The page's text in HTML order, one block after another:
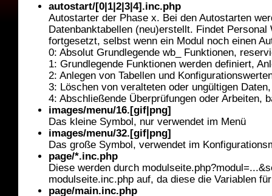
autostart/[0|1|2|3|4].inc.php
Autostarter der Phase x. Bei den Autostarten
Datenbanktabellen (neu)erstellt. Findet
fortgesetzt, selbst wenn ein Modul noch einen
0: Absolut Grundlegende wb_ Funktionen,
1: Grundlegende Funktionen werden definiert,
2: Anlegen von Tabellen und
3: Löschen von veralteten oder ungültigen
4: Abschließende Überprüfungen oder Arbeiten,
images/menu/16.[gif|png]
Das kleine Symbol, nur verwendet im Menü
images/menu/32.[gif|png]
Das große Symbol, verwendet im
page/*.inc.php
Diese werden durch
modulseite.inc.php auf, da diese die Variablen
page/main.inc.php